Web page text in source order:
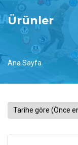
Ürünler
Ana Sayfa